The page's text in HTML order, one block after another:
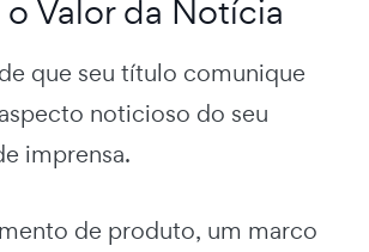
Valor da Notícia
que seu título comunique
noticioso do seu
imprensa.
de produto, um marco